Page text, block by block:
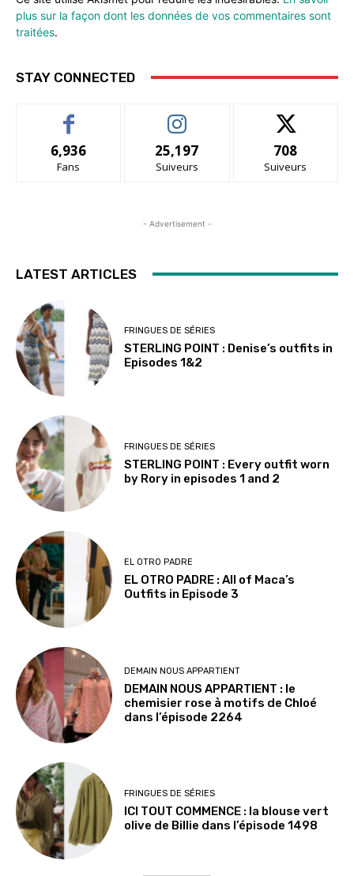
plus sur la façon dont les données de vos commentaires sont
traitées.
STAY CONNECTED
6,936
Fans
25,197
Suiveurs
708
Suiveurs
- Advertisement -
LATEST ARTICLES
FRINGUES DE SÉRIES
STERLING POINT : Denise’s outfits in
Episodes 1&2
FRINGUES DE SÉRIES
STERLING POINT : Every outfit worn
by Rory in episodes 1 and 2
EL OTRO PADRE
EL OTRO PADRE : All of Maca’s
Outfits in Episode 3
DEMAIN NOUS APPARTIENT
DEMAIN NOUS APPARTIENT : le
chemisier rose à motifs de Chloé
dans l’épisode 2264
FRINGUES DE SÉRIES
ICI TOUT COMMENCE : la blouse vert
olive de Billie dans l’épisode 1498